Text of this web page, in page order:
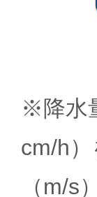
※降水
cm/h
（m/s